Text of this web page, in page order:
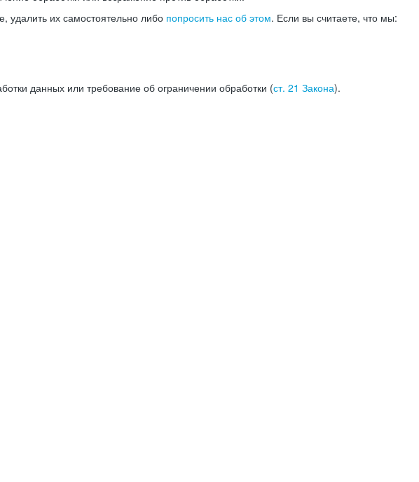
их самостоятельно либо попросить нас об этом. Если вы считаете, что мы:
данных или требование об ограничении обработки (ст. 21 Закона).